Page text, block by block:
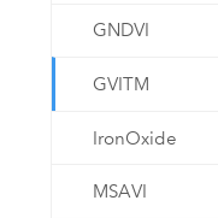
GNDVI
GVITM
IronOxide
MSAVI